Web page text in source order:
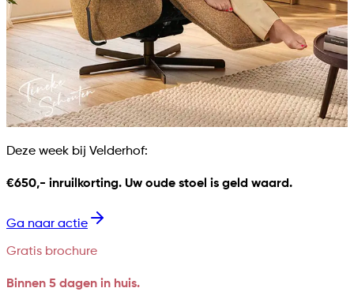
Deze week bij Velderhof:
€650,- inruilkorting. Uw oude stoel is geld waard.
Ga naar actie
Gratis brochure
Binnen 5 dagen in huis.